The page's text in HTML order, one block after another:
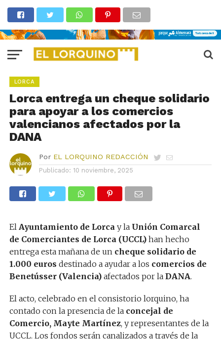
LORCA
Lorca entrega un cheque solidario
para apoyar a los comercios
valencianos afectados por la
DANA
Por EL LORQUINO REDACCIÓN
Publicado: 10 noviembre, 2025
El Ayuntamiento de Lorcay la Unión Comarcal
de Comerciantes de Lorca (UCCL)han hecho
entrega esta mañana de un cheque solidario de
1.000 euros destinado a ayudar a los comercios de
Benetússer (Valencia)afectados por la DANA.
El acto, celebrado en el consistorio lorquino, ha
contado con la presencia de la concejal de
Comercio, Mayte Martínez, y representantes de la
UCCL. Los fondos serán canalizados a través de la